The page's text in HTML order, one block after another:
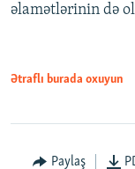
əlamətlərinin də
Ətraflı burada oxuyun
Paylaş